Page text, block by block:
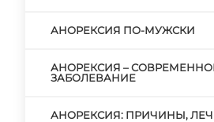
АНОРЕКСИЯ ПО-МУЖСКИ
АНОРЕКСИЯ –
ЗАБОЛЕВАНИЕ
АНОРЕКСИЯ: ПРИЧИНЫ,